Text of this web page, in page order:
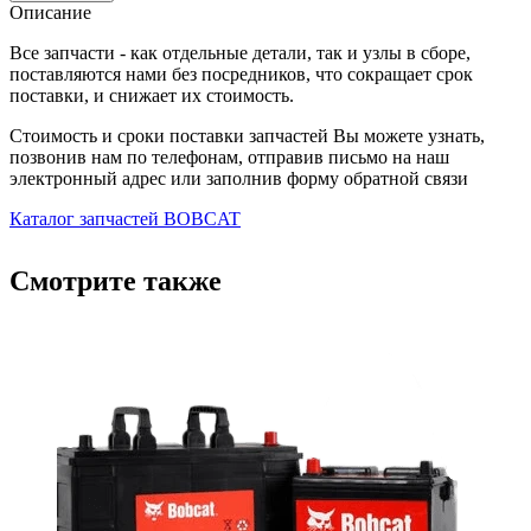
Описание
Все запчасти - как отдельные детали, так и узлы в сборе,
поставляются нами без посредников, что сокращает срок
поставки, и снижает их стоимость.
Стоимость и сроки поставки запчастей Вы можете узнать,
позвонив нам по телефонам, отправив письмо на наш
электронный адрес или заполнив форму обратной связи
Каталог запчастей BOBCAT
Смотрите также